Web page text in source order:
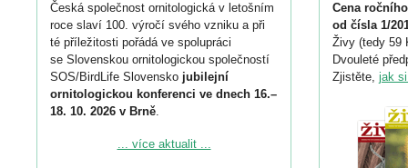
Česká společnost ornitologická v letošním
roce slaví 100. výročí svého vzniku a při
té příležitosti pořádá ve spolupráci
se Slovenskou ornitologickou společností
SOS/BirdLife Slovensko jubilejní
ornitologickou konferenci ve dnech 16.–
18. 10. 2026 v Brně.
Podrobnější informace ke konferenci
... více aktualit ...
Cena
od čísla 1/
Živy (tedy 59
Dvouleté
Zjistěte, jak